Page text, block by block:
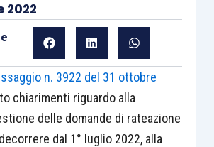
2022
n. 3922 del 31 ottobre
chiarimenti riguardo alla
delle domande di rateazione
dal 1° luglio 2022, alla